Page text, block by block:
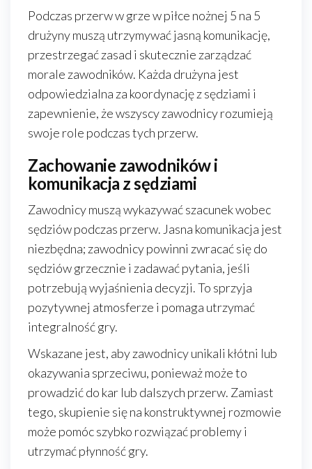
Podczas przerw w grze w piłce nożnej 5 na 5
drużyny muszą utrzymywać jasną komunikację,
przestrzegać zasad i skutecznie zarządzać
morale zawodników. Każda drużyna jest
odpowiedzialna za koordynację z sędziami i
zapewnienie, że wszyscy zawodnicy rozumieją
swoje role podczas tych przerw.
Zachowanie zawodników i
komunikacja z sędziami
Zawodnicy muszą wykazywać szacunek wobec
sędziów podczas przerw. Jasna komunikacja jest
niezbędna; zawodnicy powinni zwracać się do
sędziów grzecznie i zadawać pytania, jeśli
potrzebują wyjaśnienia decyzji. To sprzyja
pozytywnej atmosferze i pomaga utrzymać
integralność gry.
Wskazane jest, aby zawodnicy unikali kłótni lub
okazywania sprzeciwu, ponieważ może to
prowadzić do kar lub dalszych przerw. Zamiast
tego, skupienie się na konstruktywnej rozmowie
może pomóc szybko rozwiązać problemy i
utrzymać płynność gry.